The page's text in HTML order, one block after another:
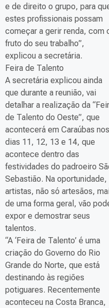
e de direito o grupo, para
estes profissionais possam
começar a gerir renda, com
fruto do seu trabalho”,
explicou a secretária.
Feira de Talento
A secretária explicou ainda
que durante a reunião, vai
detalhar a realização da
de Talento do Oeste”, que
acontecerá em Caraúbas nos
dias 11, 12, 13 e 14, que
acontece dentro das
festividades do padroeiro
Sebastião. Na oportunidade,
artistas, não só artesãos,
de uma forma geral, vão
expor e demostrar seus
talentos.
“A ‘Feira de Talento’ é uma
criação do Governo do Rio
Grande do Norte, que está
destinando às regiões
potiguares. Recentemente
aconteceu na Costa Branca,